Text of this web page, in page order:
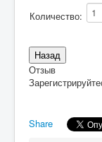
Количество:
Отзыв
Share